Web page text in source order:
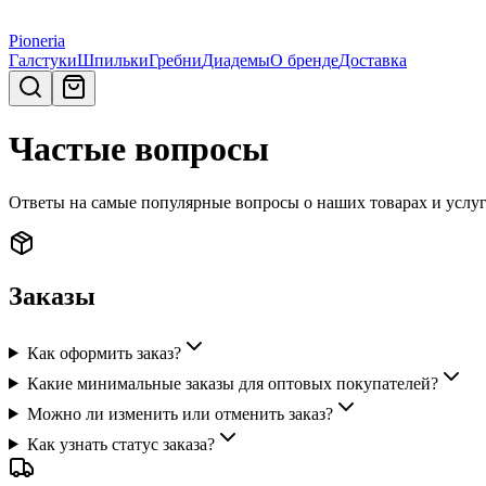
Pioneria
ГалстукиШпилькиГребниДиадемыО брендеДоставка
Частые вопросы
Ответы на самые популярные вопросы о наших товарах и
Заказы
Как оформить заказ?
Какие минимальные заказы для оптовых покупателей?
Можно ли изменить или отменить заказ?
Как узнать статус заказа?